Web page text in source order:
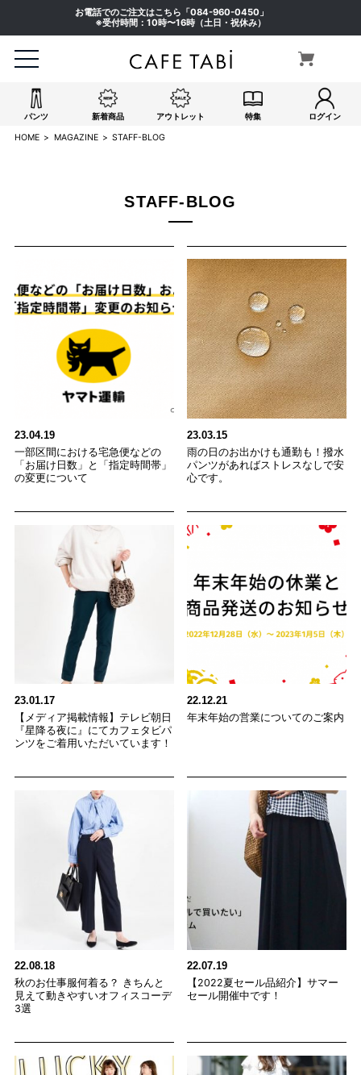
お電話でのご注文はこちら「084-960-0450 」
※受付時間：10時〜16時（土日・祝休み）
パンツ 新着商品 アウトレット 特集 ログイン
HOME MAGAZINE STAFF-BLOG
STAFF-BLOG
23.04.19
一部区間における宅急便などの
「お届け日数」と「指定時間帯」
の変更について
23.03.15
雨の日のお出かけも通勤も！撥水
パンツがあればストレスなしで安
心です。
23.01.17
【メディア掲載情報】テレビ朝日
『星降る夜に』にてカフェタビパ
ンツをご着用いただいています！
22.12.21
年末年始の営業についてのご案内
22.08.18
秋のお仕事服何着る？ きちんと
見えて動きやすいオフィスコーデ
3選
22.07.19
【2022夏セール品紹介】サマー
セール開催中です！